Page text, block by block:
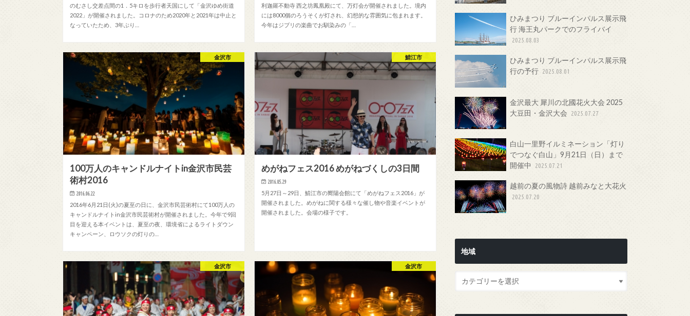
のむさし交差点間の1．5キロを歩行者天国にして「金沢ゆめ街道
2022」が開催されました。コロナのため2020年と2021年は中止と
なっていたため、3年ぶり…
利迦羅不動寺 西之坊鳳凰殿にて、万灯会が開催されました。境内
には8000個のろうそくが灯され、幻想的な雰囲気に包まれます。
今年はジブリの楽曲でお馴染みの「…
金沢市
100万人のキャンドルナイトin金沢市民芸
術村2016
2016.06.22
2016年6月21日(火)の夏至の日に、金沢市民芸術村にて100万人の
キャンドルナイトin金沢市民芸術村が開催されました。今年で9回
目を迎える本イベントは、夏至の夜、環境省によるライトダウン
キャンペーン、ロウソクの灯りの…
鯖江市
めがねフェス2016 めがねづくしの3日間
2016.05.29
5月27日～29日、鯖江市の嚮陽会館にて「めがねフェス2016」が
開催されました。めがねに関する様々な催し物や音楽イベントが
開催されました。会場の様子です。
金沢市 金沢市
ひみまつり ブルーインパルス展示飛
行 海王丸パークでのフライバイ
2025.08.03
ひみまつり ブルーインパルス展示飛
行の予行 2025.08.01
金沢最大 犀川の北國花火大会 2025
大豆田・金沢大会
2025.07.27
白山一里野イルミネーション「灯り
でつなぐ白山」9月21日（日）まで
開催中
2025.07.21
越前の夏の風物詩 越前みなと大花火
2025.07.20
地域